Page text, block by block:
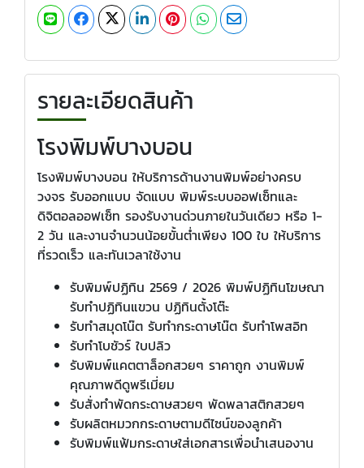
รายละเอียดสินค้า
โรงพิมพ์บางบอน
โรงพิมพ์บางบอน ให้บริการด้านงานพิมพ์อย่างครบ
วงจร รับออกแบบ จัดแบบ พิมพ์ระบบออฟเซ็ทและ
ดิจิตอลออฟเซ็ท รองรับงานด่วนภายในวันเดียว หรือ 1-
2 วัน และงานจำนวนน้อยขั้นต่ำเพียง 100 ใบ ให้บริการ
ที่รวดเร็ว และทันเวลาใช้งาน
รับพิมพ์ปฏิทิน 2569 / 2026 พิมพ์ปฏิทินโฆษณา
รับทำปฏิทินแขวน ปฏิทินตั้งโต๊ะ
รับทำสมุดโน๊ต รับทำกระดาษโน๊ต รับทำโพสอิท
รับทำโบชัวร์ ใบปลิว
รับพิมพ์แคตตาล็อกสวยๆ ราคาถูก งานพิมพ์
คุณภาพดีดูพรีเมี่ยม
รับสั่งทำพัดกระดาษสวยๆ พัดพลาสติกสวยๆ
รับผลิตหมวกกระดาษตามดีไซน์ของลูกค้า
รับพิมพ์แฟ้มกระดาษใส่เอกสารเพื่อนำเสนองาน